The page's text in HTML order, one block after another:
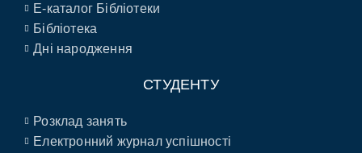
E-каталог Бібліотеки
Бібліотека
Дні народження
СТУДЕНТУ
Розклад занять
Електронний журнал успішності